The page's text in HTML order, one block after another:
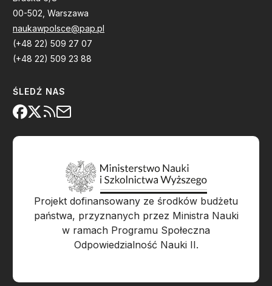
00-502, Warszawa
naukawpolsce@pap.pl
(+48 22) 509 27 07
(+48 22) 509 23 88
ŚLEDŹ NAS
Projekt dofinansowany ze środków budżetu
państwa, przyznanych przez Ministra Nauki
w ramach Programu Społeczna
Odpowiedzialność Nauki II.